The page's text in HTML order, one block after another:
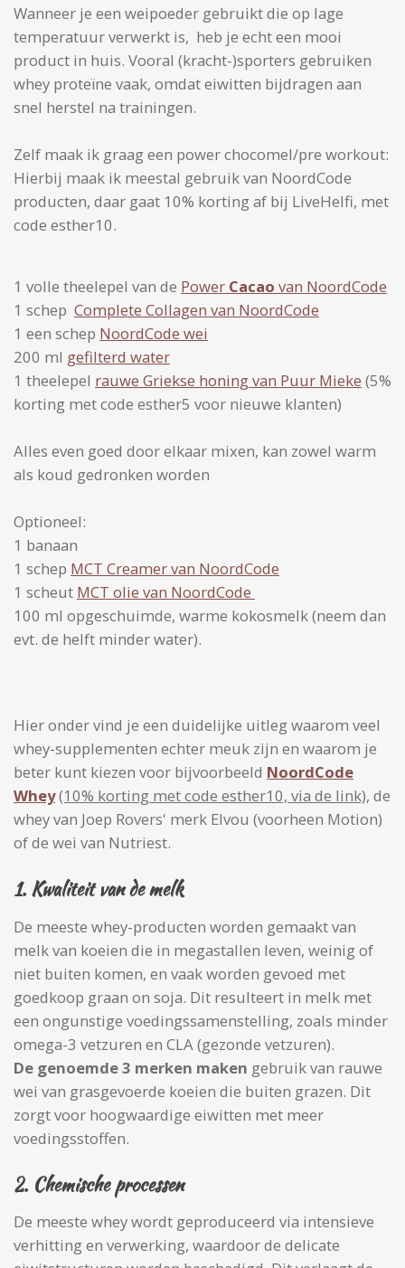
Wanneer je een weipoeder gebruikt die op lage
temperatuur verwerkt is, heb je echt een mooi
product in huis. Vooral (kracht-)sporters gebruiken
whey proteïne vaak, omdat eiwitten bijdragen aan
snel herstel na trainingen.
Zelf maak ik graag een power chocomel/pre workout:
Hierbij maak ik meestal gebruik van NoordCode
producten, daar gaat 10% korting af bij LiveHelfi, met
code esther10.
1 volle theelepel van de Power Cacao van NoordCode
1 schep Complete Collagen van NoordCode
1 een schep NoordCode wei
200 ml gefilterd water
1 theelepel rauwe Griekse honing van Puur Mieke (5%
korting met code esther5 voor nieuwe klanten)
Alles even goed door elkaar mixen, kan zowel warm
als koud gedronken worden
Optioneel:
1 banaan
1 schep MCT Creamer van NoordCode
1 scheut MCT olie van NoordCode
100 ml opgeschuimde, warme kokosmelk (neem dan
evt. de helft minder water).
Hier onder vind je een duidelijke uitleg waarom veel
whey-supplementen echter meuk zijn en waarom je
beter kunt kiezen voor bijvoorbeeld NoordCode
Whey(10% korting met code esther10, via de link), de
whey van Joep Rovers' merk Elvou (voorheen Motion)
of de wei van Nutriest.
1.Kwaliteit van de melk
De meeste whey-producten worden gemaakt van
melk van koeien die in megastallen leven, weinig of
niet buiten komen, en vaak worden gevoed met
goedkoop graan on soja. Dit resulteert in melk met
een ongunstige voedingssamenstelling, zoals minder
omega-3 vetzuren en CLA (gezonde vetzuren).
De genoemde 3 merken maken gebruik van rauwe
wei van grasgevoerde koeien die buiten grazen. Dit
zorgt voor hoogwaardige eiwitten met meer
voedingsstoffen.
2. Chemische processen
De meeste whey wordt geproduceerd via intensieve
verhitting en verwerking, waardoor de delicate